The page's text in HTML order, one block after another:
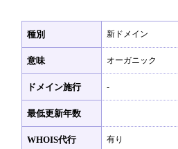
種別 新ドメイン
意味 オーガニック
ドメイン施行 -
最低更新年数
WHOIS代行 有り